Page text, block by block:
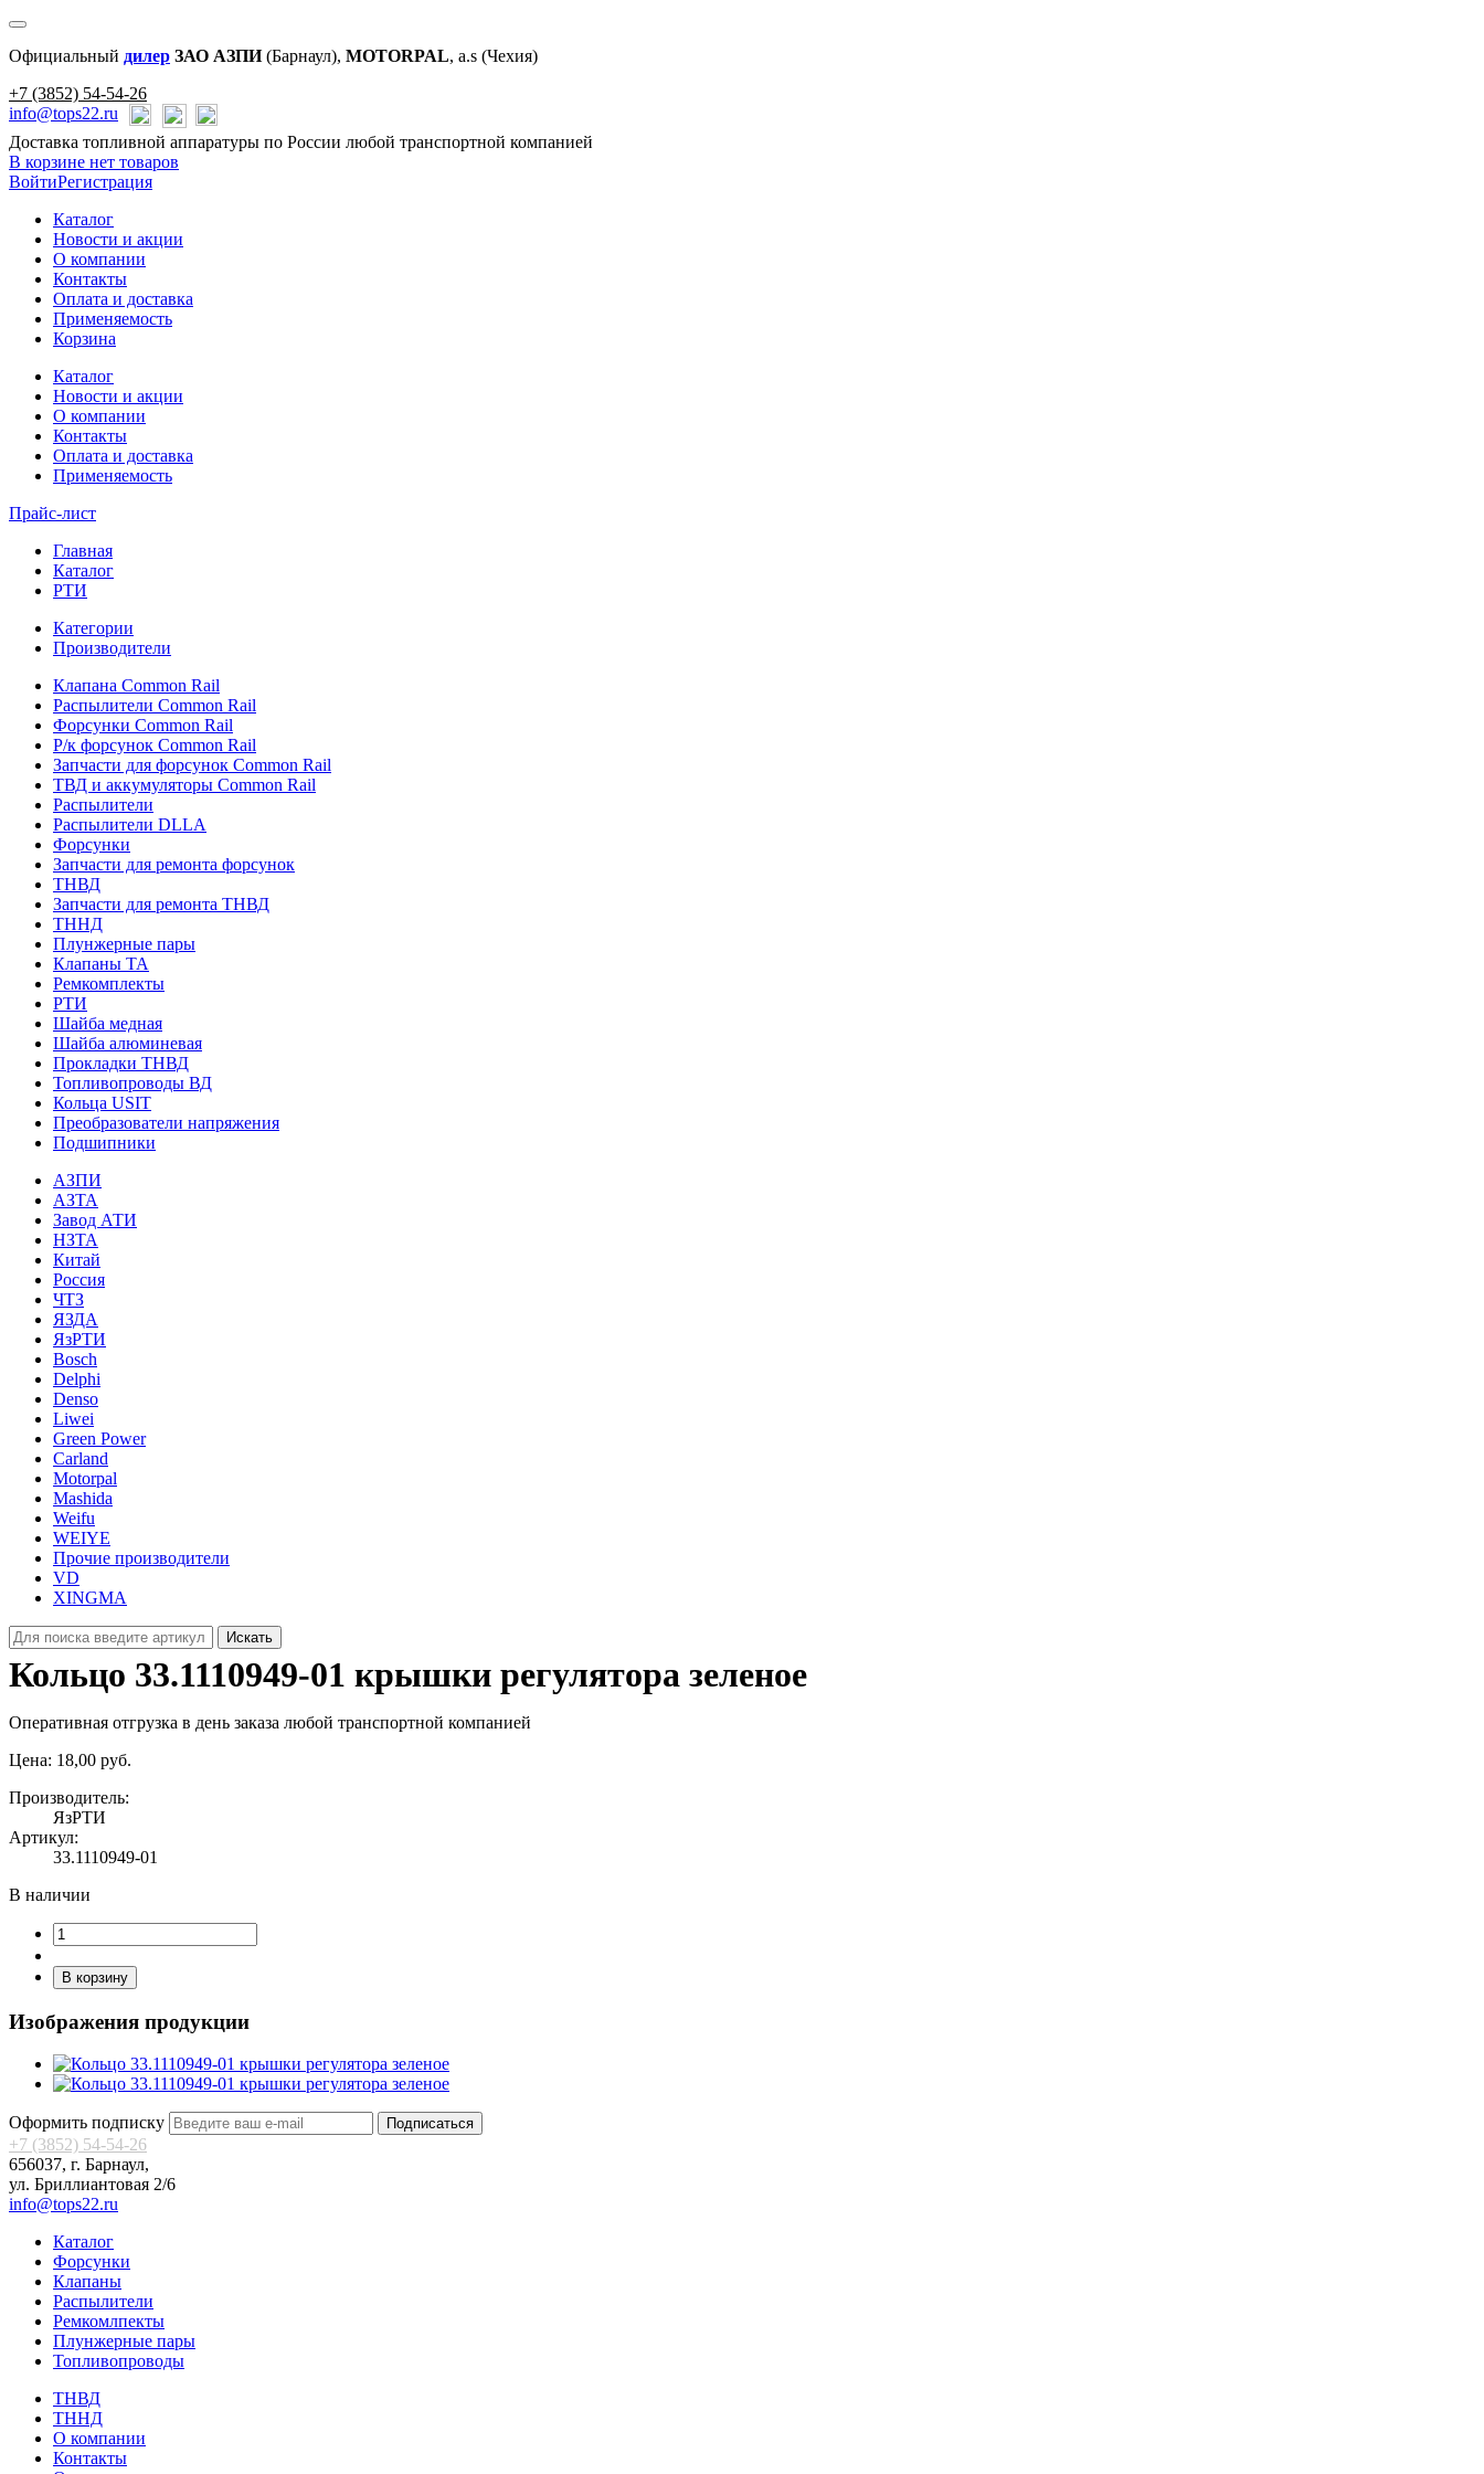
Официальный дилер ЗАО АЗПИ(Барнаул), MOTORPAL, a.s (Чехия)
+7 (3852) 54-54-26
info@tops22.ru
Доставка топливной аппаратуры по России любой транспортной компанией
В корзине нет товаров
ВойтиРегистрация
Каталог
Новости и акции
О компании
Контакты
Оплата и доставка
Применяемость
Корзина
Каталог
Новости и акции
О компании
Контакты
Оплата и доставка
Применяемость
Прайс-лист
Главная
Каталог
РТИ
Категории
Производители
Клапана Common Rail
Распылители Common Rail
Форсунки Common Rail
Р/к форсунок Common Rail
Запчасти для форсунок Common Rail
ТВД и аккумуляторы Common Rail
Распылители
Распылители DLLA
Форсунки
Запчасти для ремонта форсунок
ТНВД
Запчасти для ремонта ТНВД
ТННД
Плунжерные пары
Клапаны ТА
Ремкомплекты
РТИ
Шайба медная
Шайба алюминевая
Прокладки ТНВД
Топливопроводы ВД
Кольца USIT
Преобразователи напряжения
Подшипники
АЗПИ
АЗТА
Завод АТИ
НЗТА
Китай
Россия
ЧТЗ
ЯЗДА
ЯзРТИ
Bosch
Delphi
Denso
Liwei
Green Power
Carland
Motorpal
Mashida
Weifu
WEIYE
Прочие производители
VD
XINGMA
Искать
Кольцо 33.1110949‑01 крышки регулятора зеленое
Оперативная отгрузка в день заказа любой транспортной компанией
Цена: 18,00 руб.
Производитель:
ЯзРТИ
Артикул:
33.1110949-01
В наличии
В корзину
Изображения продукции
Оформить подписку Подписаться
+7 (3852) 54-54-26
656037, г. Барнаул,
ул. Бриллиантовая 2/6
info@tops22.ru
Каталог
Форсунки
Клапаны
Распылители
Ремкомлпекты
Плунжерные пары
Топливопроводы
ТНВД
ТННД
О компании
Контакты